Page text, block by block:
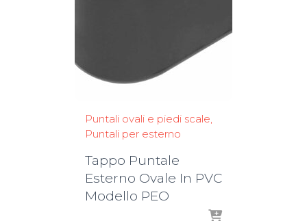
Puntali ovali e piedi scale
Puntali per esterno
Tappo Puntale
Esterno Ovale In PVC
Modello PEO